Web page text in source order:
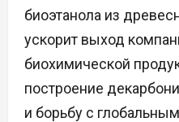
биоэтанола из
ускорит выход
биохимической
построение
и борьбу с